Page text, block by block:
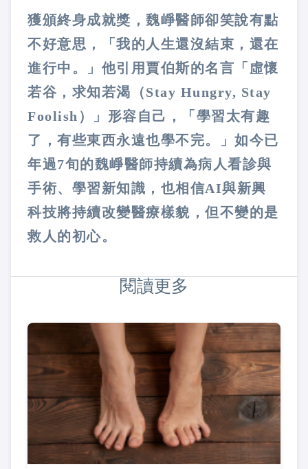
獲頒終身成就獎，魏崢醫師卻笑說有點
不好意思，「我的人生還沒結束，還在
進行中。」他引用賈伯斯的名言「虛懷
若谷，求知若渴（Stay Hungry, Stay
Foolish）」形容自己，「學習太有趣
了，有些東西永遠也學不完。」如今已
年過7旬的魏崢醫師持續為病人看診與
手術、學習新知識，也相信AI與新興
科技將持續改變醫療樣貌，但不變的是
救人的初心。
閱讀更多